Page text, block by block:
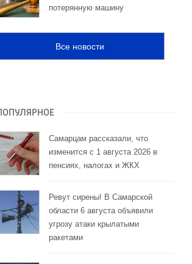
потерянную машину
Все новости
Самарцам рассказали, что
изменится с 1 августа 2026 в
пенсиях, налогах и ЖКХ
Ревут сирены! В Самарской
области 6 августа объявили
угрозу атаки крылатыми
ракетами